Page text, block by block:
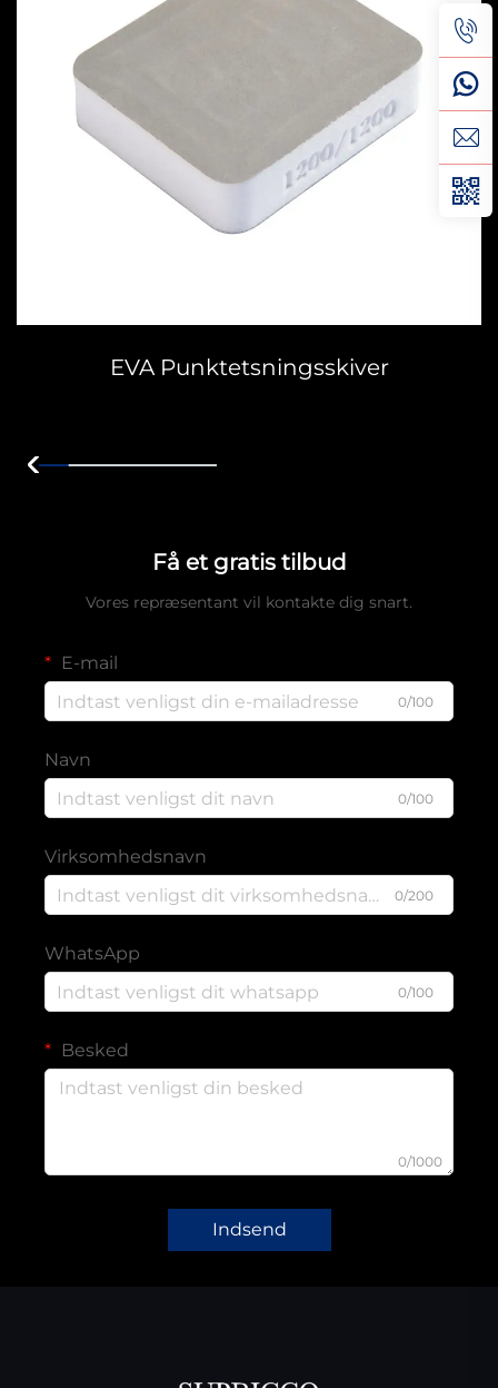
EVA Punktetsningsskiver
Få et gratis tilbud
Vores repræsentant vil kontakte dig snart.
E-mail
0/100
Navn
0/100
Virksomhedsnavn
0/200
WhatsApp
0/100
Besked
0/1000
Indsend